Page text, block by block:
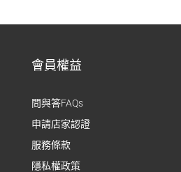
會員權益
問與答FAQs
申請店家認證
服務條款
隱私權政策